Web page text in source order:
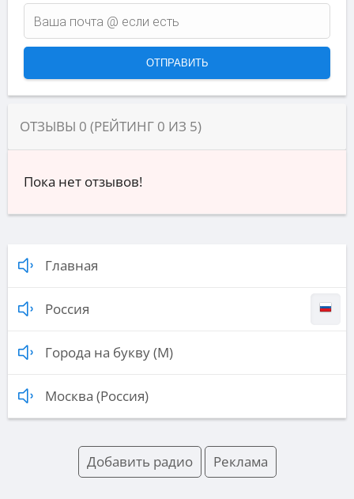
ОТЗЫВЫ 0 (РЕЙТИНГ 0 ИЗ 5)
Пока нет отзывов!
Главная
Россия
Города на букву (М)
Москва (Россия)
Добавить радио Реклама